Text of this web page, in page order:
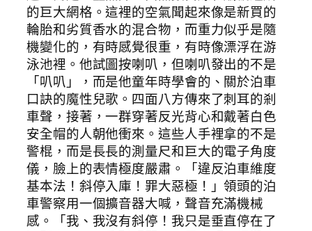
的巨大網格。這裡的空氣聞起來像是新買的
輪胎和劣質香水的混合物，而重力似乎是隨
機變化的，有時感覺很重，有時像漂浮在游
泳池裡。他試圖按喇叭，但喇叭發出的不是
「叭叭」，而是他童年時學會的、關於泊車
口訣的魔性兒歌。四面八方傳來了刺耳的剎
車聲，接著，一群穿著反光背心和戴著白色
安全帽的人朝他衝來。這些人手裡拿的不是
警棍，而是長長的測量尺和巨大的電子角度
儀，臉上的表情極度嚴肅。「違反泊車維度
基本法！斜停入庫！罪大惡極！」領頭的泊
車警察用一個擴音器大喊，聲音充滿機械
感。「我、我沒有斜停！我只是垂直停在了